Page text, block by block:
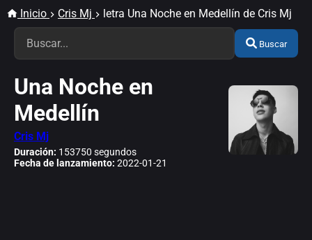
Inicio Cris Mj letra Una Noche en Medellín de Cris Mj
Buscar
Una Noche en
Medellín
Cris Mj
Duración: 153750 segundos
Fecha de lanzamiento: 2022-01-21